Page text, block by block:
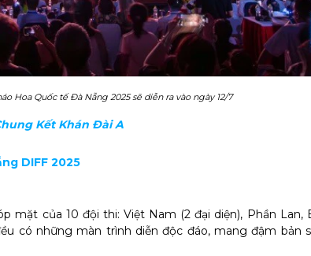
Hoa Quốc tế Đà Nẵng 2025 sẽ diễn ra vào ngày 12/7
Kết Khán Đài A
DIFF 2025
mặt của 10 đội thi: Việt Nam (2 đại diện), Phần Lan,
có những màn trình diễn độc đáo, mang đậm bản